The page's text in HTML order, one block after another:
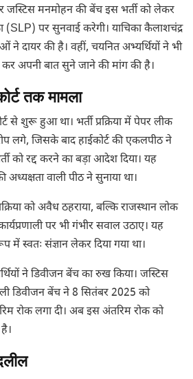
मनमोहन की बेंच इस भर्ती को लेकर
(SLP) पर सुनवाई करेगी। याचिका कैलाशचंद्र
ने दायर की है। वहीं, चयनित अभ्यर्थियों ने भी
कर अपनी बात सुने जाने की मांग की है।
तक मामला
से शुरू हुआ था। भर्ती प्रक्रिया में पेपर लीक
जिसके बाद हाईकोर्ट की एकलपीठ ने
को रद्द करने का बड़ा आदेश दिया। यह
वाली पीठ ने सुनाया था।
को अवैध ठहराया, बल्कि राजस्थान लोक
पर भी गंभीर सवाल उठाए। यह
में स्वतः संज्ञान लेकर दिया गया था।
ने डिवीजन बेंच का रुख किया। जस्टिस
डिवीजन बेंच ने 8 सितंबर 2025 को
रोक लगा दी। अब इस अंतरिम रोक को